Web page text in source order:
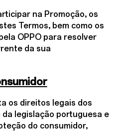
na Promoção, os
Termos, bem como os
OPPO para resolver
da sua
os direitos legais dos
legislação portuguesa e
do consumidor,